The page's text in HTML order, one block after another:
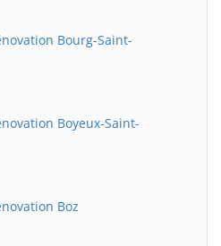
Bourg-Saint-
Boyeux-Saint-
Boz